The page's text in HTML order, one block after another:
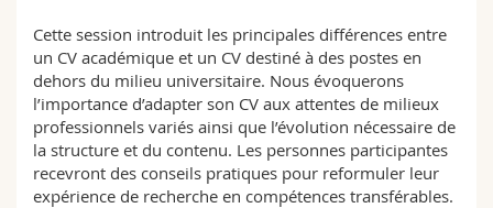
Cette session introduit les principales différences entre
un CV académique et un CV destiné à des postes en
dehors du milieu universitaire. Nous évoquerons
l’importance d’adapter son CV aux attentes de milieux
professionnels variés ainsi que l’évolution nécessaire de
la structure et du contenu. Les personnes participantes
recevront des conseils pratiques pour reformuler leur
expérience de recherche en compétences transférables.